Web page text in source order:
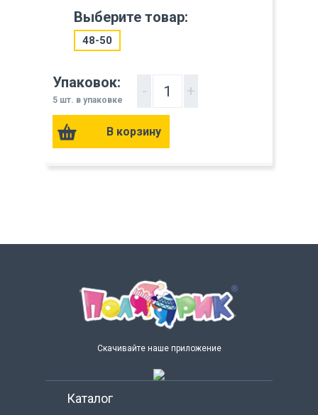
Выберите товар:
48-50
Упаковок:
5 шт. в упаковке
- +
Скачивайте наше приложение
Каталог